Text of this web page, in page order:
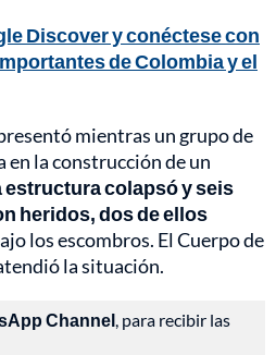
Discover y conéctese con
de Colombia y el
mientras un grupo de
en la construcción de un
estructura colapsó y seis
heridos, dos de ellos
los escombros. El Cuerpo de
la situación.
Channel , para recibir las